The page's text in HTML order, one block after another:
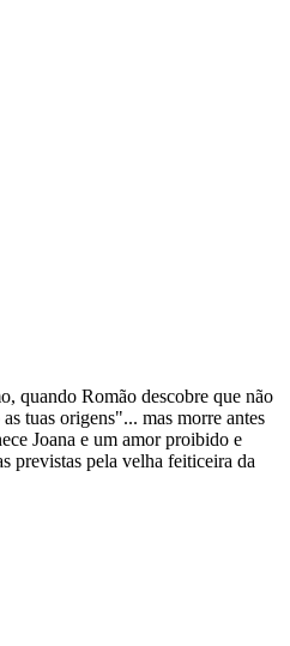
quando Romão descobre que não
tuas origens"... mas morre antes
Joana e um amor proibido e
previstas pela velha feiticeira da